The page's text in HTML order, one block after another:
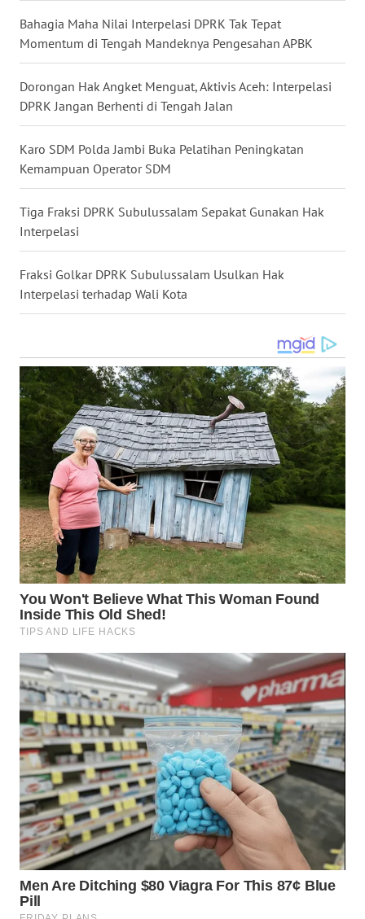
Bahagia Maha Nilai Interpelasi DPRK Tak Tepat
Momentum di Tengah Mandeknya Pengesahan APBK
Dorongan Hak Angket Menguat, Aktivis Aceh: Interpelasi
DPRK Jangan Berhenti di Tengah Jalan
Karo SDM Polda Jambi Buka Pelatihan Peningkatan
Kemampuan Operator SDM
Tiga Fraksi DPRK Subulussalam Sepakat Gunakan Hak
Interpelasi
Fraksi Golkar DPRK Subulussalam Usulkan Hak
Interpelasi terhadap Wali Kota
KALBAR
WN
WN
WN
WN
WN
GORONTALO
WN
SULUT
WN
MALUKU
WN
MALUT
WN
DAIRI
WN
DANAU
TOBA
WN
NIAS
WN
LANGKAT
WN
TAPANULI
SELATAN